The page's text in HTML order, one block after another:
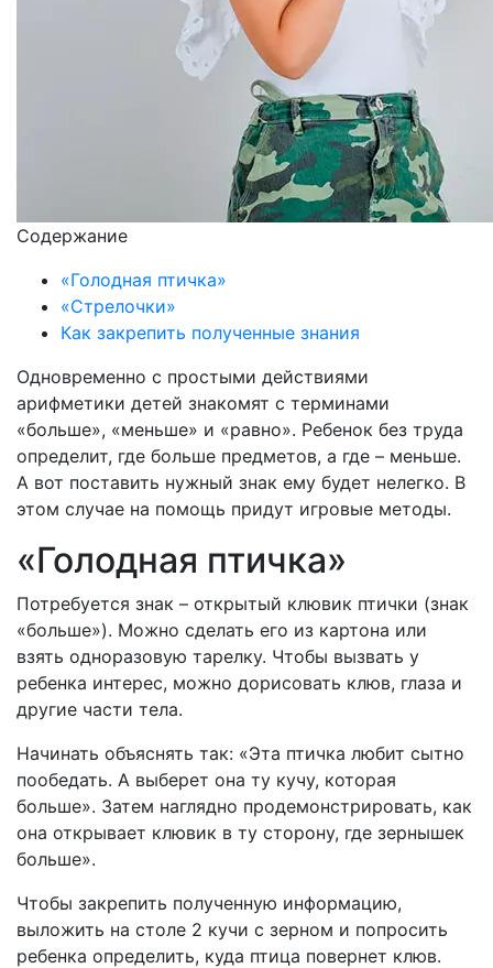
Содержание
«Голодная птичка»
«Стрелочки»
Как закрепить полученные знания
Одновременно с простыми действиями
арифметики детей знакомят с терминами
«больше», «меньше» и «равно». Ребенок без труда
определит, где больше предметов, а где – меньше.
А вот поставить нужный знак ему будет нелегко. В
этом случае на помощь придут игровые методы.
«Голодная птичка»
Потребуется знак – открытый клювик птички (знак
«больше»). Можно сделать его из картона или
взять одноразовую тарелку. Чтобы вызвать у
ребенка интерес, можно дорисовать клюв, глаза и
другие части тела.
Начинать объяснять так: «Эта птичка любит сытно
пообедать. А выберет она ту кучу, которая
больше». Затем наглядно продемонстрировать, как
она открывает клювик в ту сторону, где зернышек
больше».
Чтобы закрепить полученную информацию,
выложить на столе 2 кучи с зерном и попросить
ребенка определить, куда птица повернет клюв.